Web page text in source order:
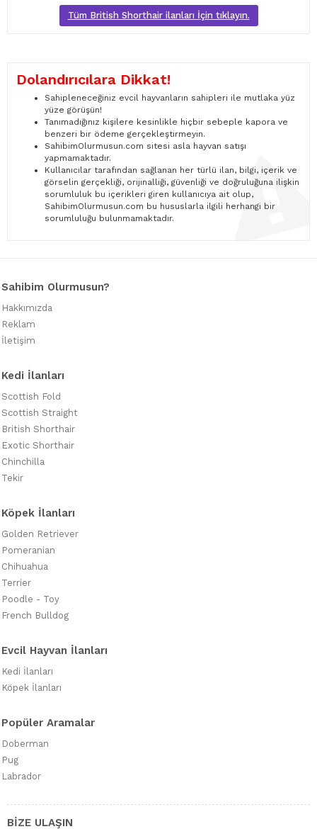
Tüm British Shorthair ilanları İçin tıklayın.
Dolandırıcılara Dikkat!
Sahipleneceğiniz evcil hayvanların sahipleri ile mutlaka yüz
yüze görüşün!
Tanımadığınız kişilere kesinlikle hiçbir sebeple kapora ve
benzeri bir ödeme gerçekleştirmeyin.
SahibimOlurmusun.com sitesi asla hayvan satışı
yapmamaktadır.
Kullanıcılar tarafından sağlanan her türlü ilan, bilgi, içerik ve
görselin gerçekliği, orijinalliği, güvenliği ve doğruluğuna ilişkin
sorumluluk bu içerikleri giren kullanıcıya ait olup,
SahibimOlurmusun.com bu hususlarla ilgili herhangi bir
sorumluluğu bulunmamaktadır.
Sahibim Olurmusun?
Hakkımızda
Reklam
İletişim
Kedi İlanları
Scottish Fold
Scottish Straight
British Shorthair
Exotic Shorthair
Chinchilla
Tekir
Köpek İlanları
Golden Retriever
Pomeranian
Chihuahua
Terrier
Poodle - Toy
French Bulldog
Evcil Hayvan İlanları
Kedi İlanları
Köpek İlanları
Popüler Aramalar
Doberman
Pug
Labrador
BİZE ULAŞIN